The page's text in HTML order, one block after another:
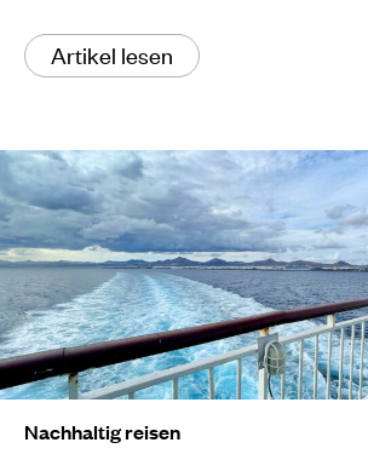
Artikel lesen
Nachhaltig reisen